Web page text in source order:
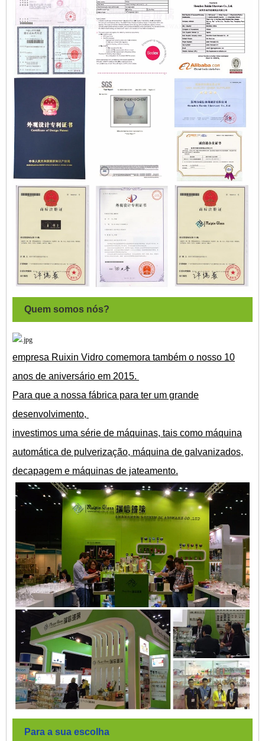
Quem somos nós?
empresa Ruixin Vidro comemora também o nosso 10
anos de aniversário em 2015.
Para que a nossa fábrica para ter um grande
desenvolvimento,
investimos uma série de máquinas, tais como máquina
automática de pulverização, máquina de galvanizados,
decapagem e máquinas de jateamento.
Para a sua escolha